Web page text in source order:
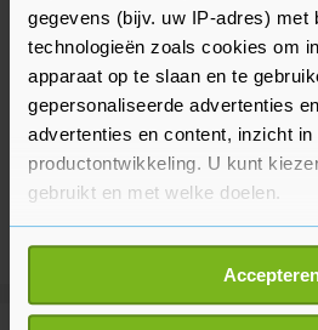
gegevens (bijv. uw IP-adres) met
technologieën zoals cookies om
apparaat op te slaan en te
gepersonaliseerde advertenties
advertenties en content, inzicht in
productontwikkeling. U kunt
gebruikt en met welke doelen.
Als u het toestaat, willen we ook
Informatie verzamelen
locatie, die tot een paar